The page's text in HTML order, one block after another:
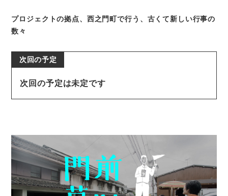
プロジェクトの拠点、西之門町で行う、 古くて新しい行事の
数々
次回の予定は未定です